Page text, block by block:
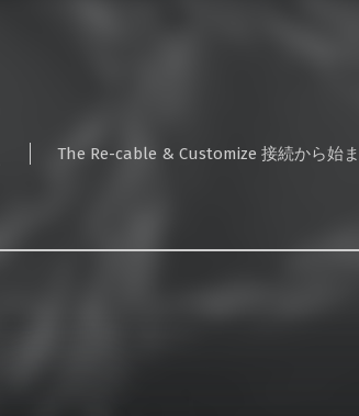
The Re-cable & Customize 接続から始